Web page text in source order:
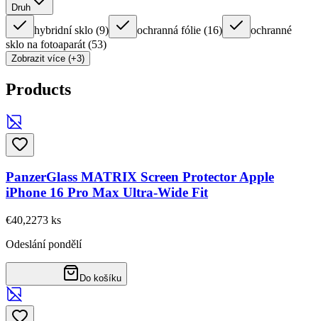
Druh
hybridní sklo (9) ochranná fólie (16)
ochranné
sklo na fotoaparát (53)
Zobrazit více (+3)
Products
PanzerGlass MATRIX Screen Protector Apple
iPhone 16 Pro Max Ultra-Wide Fit
€40,2273 ks
Odeslání pondělí
Do košíku